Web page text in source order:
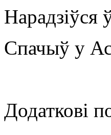
Нарадзіўся
Спачыў у
Додаткові